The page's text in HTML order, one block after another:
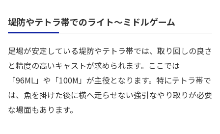
堤防やテトラ帯でのライト〜ミドルゲーム
足場が安定している堤防やテトラ帯では、取り回しの良さ
と精度の高いキャストが求められます。ここでは
「96ML」や「100M」が主役となります。特にテトラ帯で
は、魚を掛けた後に横へ走らせない強引なやり取りが必要
な場面もあります。